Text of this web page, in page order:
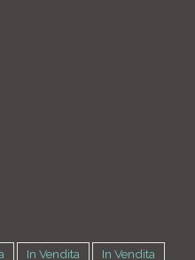
In Vendita In Vendita